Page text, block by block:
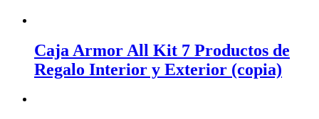
Caja Armor All Kit 7 Productos de
Regalo Interior y Exterior (copia)